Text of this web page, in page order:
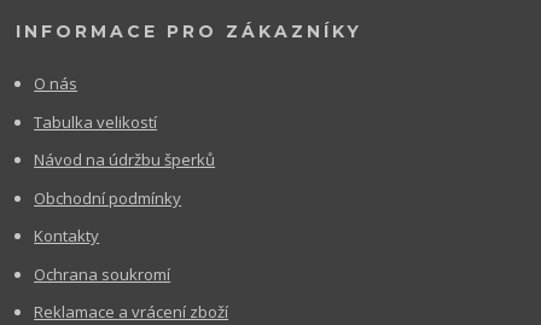
INFORMACE PRO ZÁKAZNÍKY
O nás
Tabulka velikostí
Návod na údržbu šperků
Obchodní podmínky
Kontakty
Ochrana soukromí
Reklamace a vrácení zboží